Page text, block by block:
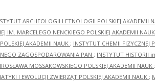
ARCHEOLOGII I ETNOLOGII POLSKIEJ AKADEMII
IM. MARCELEGO NENCKIEGO POLSKIEJ AKADEMII NAUK
AKADEMII NAUK ; INSTYTUT CHEMII FIZYCZNEJ
ZAGOSPODAROWANIA PAN ; INSTYTUT HISTORII
MOSSAKOWSKIEGO POLSKIEJ AKADEMII NAUK ;
I EWOLUCJI ZWIERZĄT POLSKIEJ AKADEMII NAUK ;